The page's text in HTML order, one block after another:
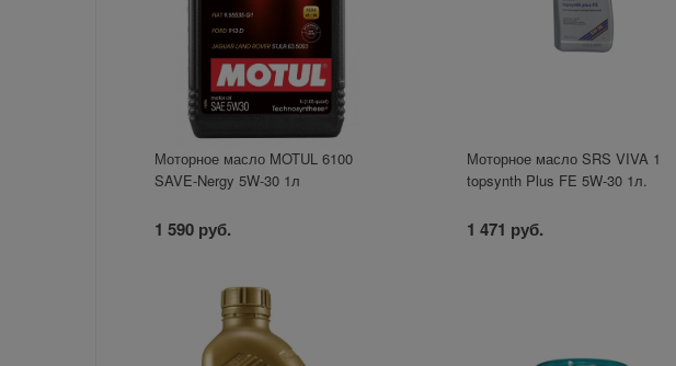
Моторное масло MOTUL 6100
SAVE-Nergy 5W-30 1л
1 590 руб.
Моторное масло SRS VIVA 1
topsynth Plus FE 5W-30 1л.
1 471 руб.